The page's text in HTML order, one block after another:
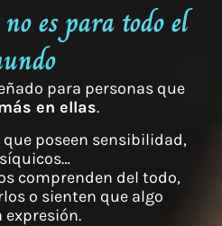
es para todo el
para personas que
en ellas.
poseen sensibilidad,
comprenden del todo,
o sienten que algo
expresión.